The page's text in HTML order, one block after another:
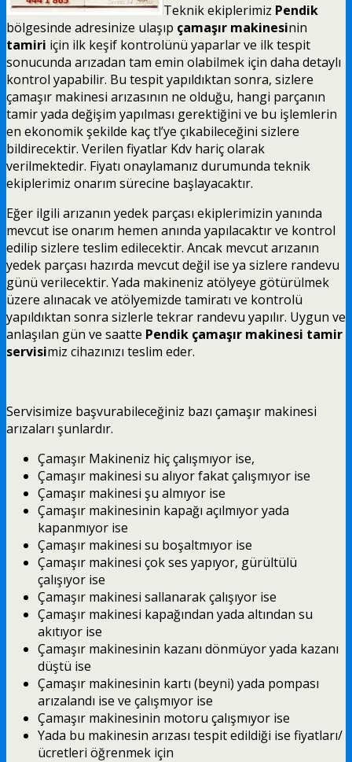
Teknik ekiplerimiz Pendik
bölgesinde adresinize ulaşıp çamaşır makinesinin
tamiri için ilk keşif kontrolünü yaparlar ve ilk tespit
sonucunda arızadan tam emin olabilmek için daha detaylı
kontrol yapabilir. Bu tespit yapıldıktan sonra, sizlere
çamaşır makinesi arızasının ne olduğu, hangi parçanın
tamir yada değişim yapılması gerektiğini ve bu işlemlerin
en ekonomik şekilde kaç tl’ye çıkabileceğini sizlere
bildirecektir. Verilen fiyatlar Kdv hariç olarak
verilmektedir. Fiyatı onaylamanız durumunda teknik
ekiplerimiz onarım sürecine başlayacaktır.
Eğer ilgili arızanın yedek parçası ekiplerimizin yanında
mevcut ise onarım hemen anında yapılacaktır ve kontrol
edilip sizlere teslim edilecektir. Ancak mevcut arızanın
yedek parçası hazırda mevcut değil ise ya sizlere randevu
günü verilecektir. Yada makineniz atölyeye götürülmek
üzere alınacak ve atölyemizde tamiratı ve kontrolü
yapıldıktan sonra sizlerle tekrar randevu yapılır. Uygun ve
anlaşılan gün ve saatte Pendik çamaşır makinesi tamir
servisimiz cihazınızı teslim eder.
Servisimize başvurabileceğiniz bazı çamaşır makinesi
arızaları şunlardır.
Çamaşır Makineniz hiç çalışmıyor ise,
Çamaşır makinesi su alıyor fakat çalışmıyor ise
Çamaşır makinesi şu almıyor ise
Çamaşır makinesinin kapağı açılmıyor yada
kapanmıyor ise
Çamaşır makinesi su boşaltmıyor ise
Çamaşır makinesi çok ses yapıyor, gürültülü
çalışıyor ise
Çamaşır makinesi sallanarak çalışıyor ise
Çamaşır makinesi kapağından yada altından su
akıtıyor ise
Çamaşır makinesinin kazanı dönmüyor yada kazanı
düştü ise
Çamaşır makinesinin kartı (beyni) yada pompası
arızalandı ise ve çalışmıyor ise
Çamaşır makinesinin motoru çalışmıyor ise
Yada bu makinesin arızası tespit edildiği ise fiyatları/
ücretleri öğrenmek için